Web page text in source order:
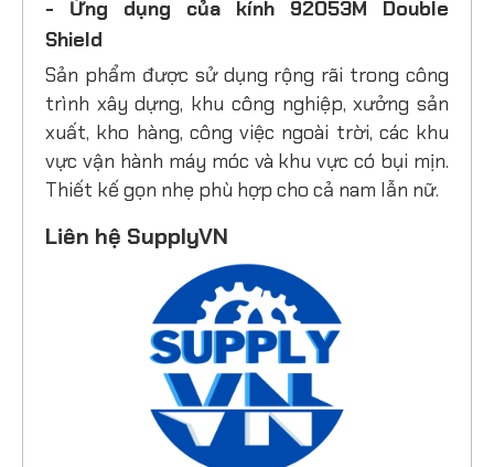
- Ứng dụng của kính 92053M Double
Shield
Sản phẩm được sử dụng rộng rãi trong công
trình xây dựng, khu công nghiệp, xưởng sản
xuất, kho hàng, công việc ngoài trời, các khu
vực vận hành máy móc và khu vực có bụi mịn.
Thiết kế gọn nhẹ phù hợp cho cả nam lẫn nữ.
Liên hệ SupplyVN